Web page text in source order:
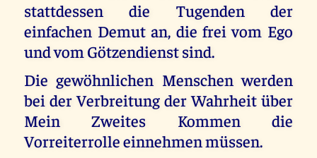
stattdessen die Tugenden der
einfachen Demut an, die frei vom Ego
und vom Götzendienst sind.
Die gewöhnlichen Menschen werden
bei der Verbreitung der Wahrheit über
Mein Zweites Kommen die
Vorreiterrolle einnehmen müssen.